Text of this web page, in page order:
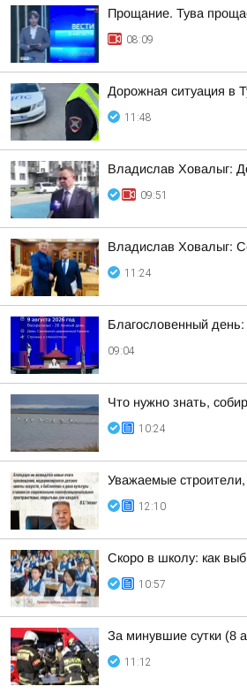
Прощание. Тува
08:09
Дорожная ситуация в
11:48
Владислав Ховалыг:
09:51
Владислав Ховалыг:
11:24
Благословенный
09:04
Что нужно знать,
10:24
Уважаемые строители,
12:10
Скоро в школу: как
10:57
За минувшие сутки (8
11:12